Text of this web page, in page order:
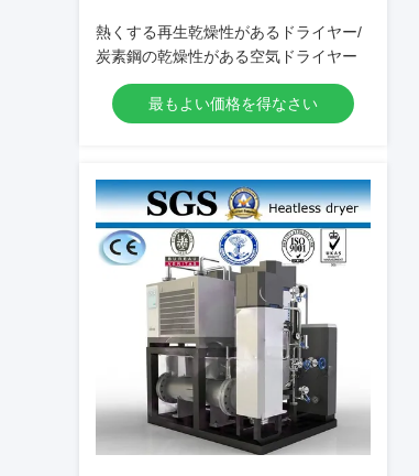
熱くする再生乾燥性があるドライヤー/
炭素鋼の乾燥性がある空気ドライヤー
最もよい価格を得なさい